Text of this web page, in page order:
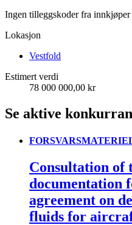
Ingen tilleggskoder fra
Lokasjon
Vestfold
Estimert verdi
78 000 000,00 kr
Se aktive
Consultation of
documentation
agreement on
fluids for